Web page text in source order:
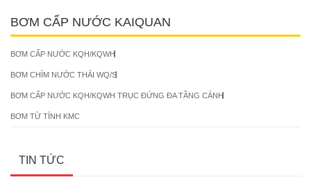
BƠM CẤP NƯỚC KAIQUAN
BƠM CẤP NƯỚC KQH/KQWH
BƠM CHÌM NƯỚC THẢI WQ/S
BƠM CẤP NƯỚC KQH/KQWH TRỤC ĐỨNG ĐA TẦNG CÁNH
BƠM TỪ TÍNH KMC
TIN TỨC